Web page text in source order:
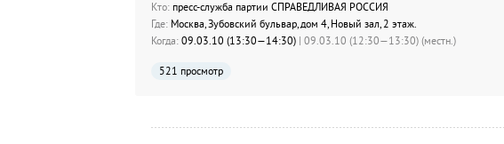
Кто:пресс-служба партии СПРАВЕДЛИВАЯ РОССИЯ
Где:Москва, Зубовский бульвар, дом 4, Новый зал, 2 этаж.
Когда:09.03.10 (13:30—14:30) | 09.03.10 (12:30—13:30) (местн.)
521 просмотр